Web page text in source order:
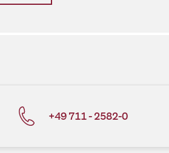
+49 711 - 2582-0